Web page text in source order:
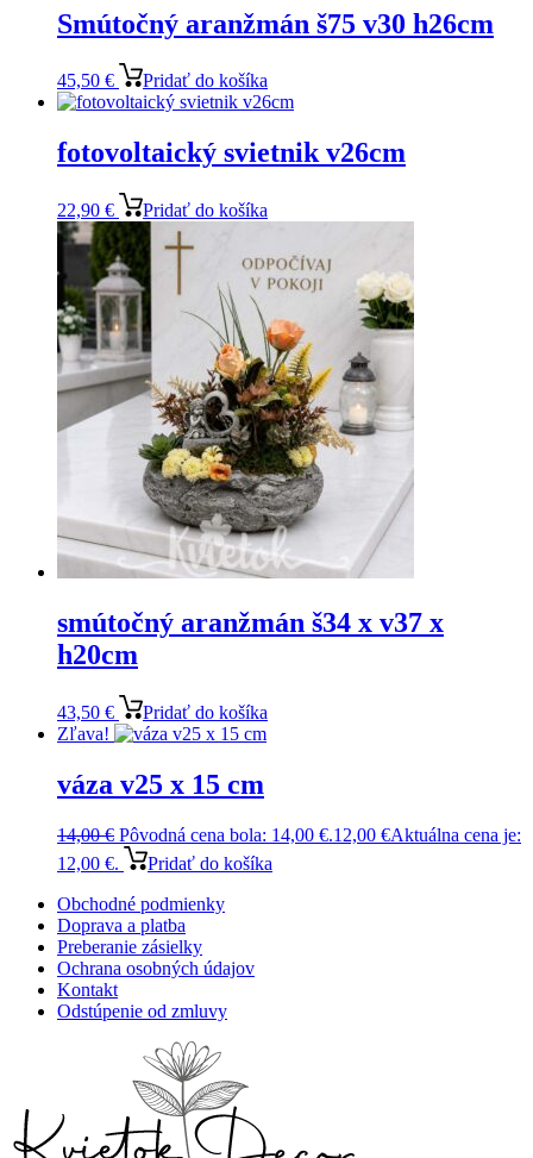
Smútočný aranžmán š75 v30 h26cm
45,50 € Pridať do košíka
fotovoltaický svietnik v26cm
22,90 € Pridať do košíka
smútočný aranžmán š34 x v37 x
h20cm
43,50 €
Pridať do košíka
Zľava!
váza v25 x 15 cm
14,00€ Pôvodná cena bola: 14,00 €.12,00 €Aktuálna cena je:
12,00 €.
Pridať do košíka
Obchodné podmienky
Doprava a platba
Preberanie zásielky
Ochrana osobných údajov
Kontakt
Odstúpenie od zmluvy